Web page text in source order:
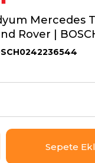
Mercedes
Rover |